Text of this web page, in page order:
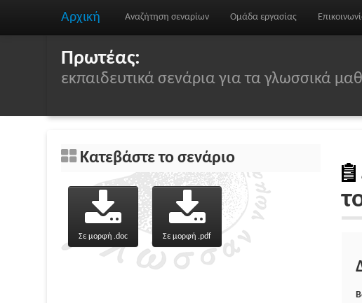
Αρχική Αναζήτηση σεναρίων Ομάδα εργασίας
Πρωτέας:
εκπαιδευτικά σενάρια για τα γλωσσικά
Κατεβάστε το σενάριο
Σε μορφή .doc Σε μορφή .pdf